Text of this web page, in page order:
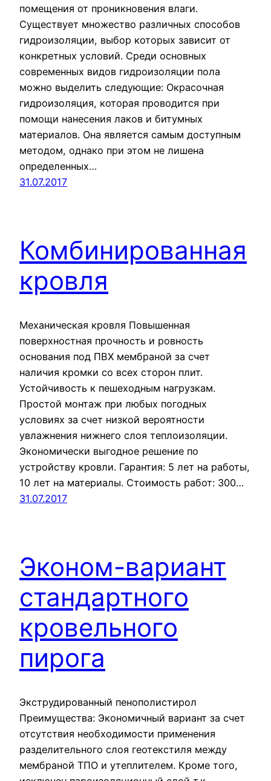
помещения от проникновения влаги.
Существует множество различных способов
гидроизоляции, выбор которых зависит от
конкретных условий. Среди основных
современных видов гидроизоляции пола
можно выделить следующие: Окрасочная
гидроизоляция, которая проводится при
помощи нанесения лаков и битумных
материалов. Она является самым доступным
методом, однако при этом не лишена
определенных…
31.07.2017
Комбинированная
кровля
Механическая кровля Повышенная
поверхностная прочность и ровность
основания под ПВХ мембраной за счет
наличия кромки со всех сторон плит.
Устойчивость к пешеходным нагрузкам.
Простой монтаж при любых погодных
условиях за счет низкой вероятности
увлажнения нижнего слоя теплоизоляции.
Экономически выгодное решение по
устройству кровли. Гарантия: 5 лет на работы,
10 лет на материалы. Стоимость работ: 300…
31.07.2017
Эконом-вариант
стандартного
кровельного
пирога
Экструдированный пенополистирол
Преимущества: Экономичный вариант за счет
отсутствия необходимости применения
разделительного слоя геотекстиля между
мембраной ТПО и утеплителем. Кроме того,